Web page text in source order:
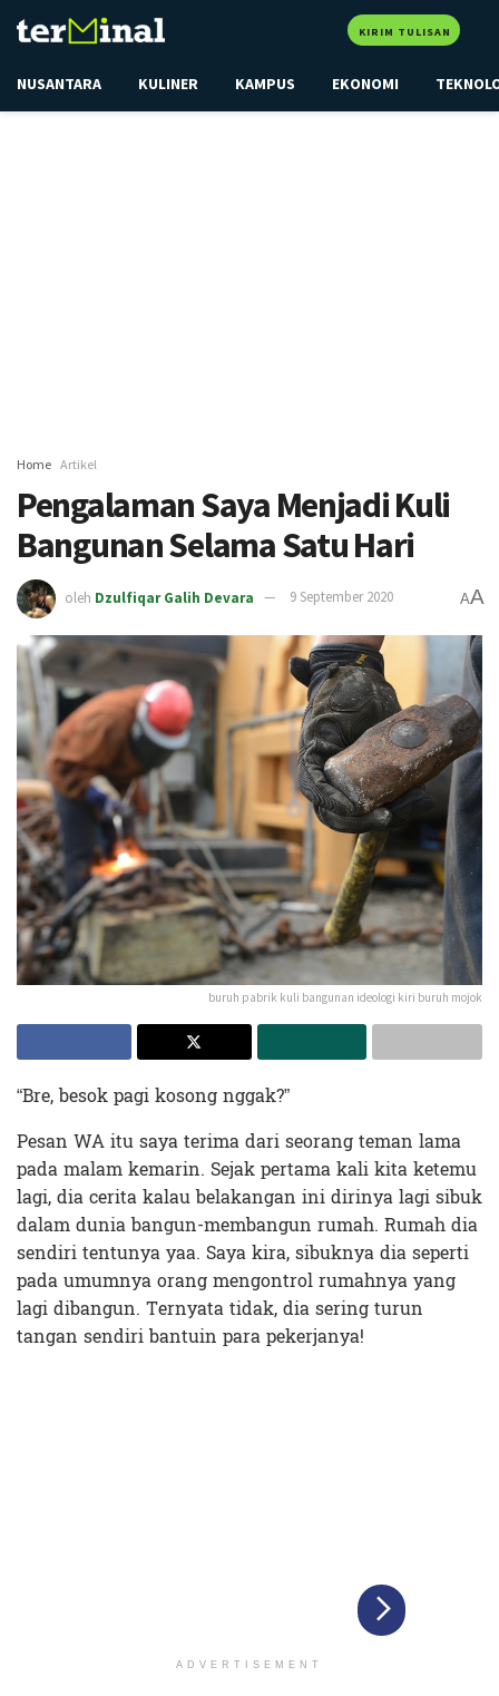
KIRIM TULISAN
NUSANTARA KULINER KAMPUS EKONOMI
Home Artikel
Pengalaman Saya Menjadi Kuli
Bangunan Selama Satu Hari
oleh Dzulfiqar Galih Devara 9 September 2020 AA
buruh pabrik kuli bangunan ideologi kiri buruh mojok
“Bre, besok pagi kosong nggak?”
Pesan WA itu saya terima dari seorang teman lama
pada malam kemarin. Sejak pertama kali kita ketemu
lagi, dia cerita kalau belakangan ini dirinya lagi sibuk
dalam dunia bangun-membangun rumah. Rumah dia
sendiri tentunya yaa. Saya kira, sibuknya dia seperti
pada umumnya orang mengontrol rumahnya yang
lagi dibangun. Ternyata tidak, dia sering turun
tangan sendiri bantuin para pekerjanya!
ADVERTISEMENT